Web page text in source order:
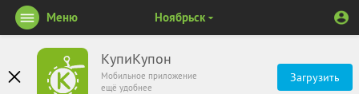
КупиКупон
Мобильное приложение
ещё удобнее
Загрузить
Меню Ноябрьск